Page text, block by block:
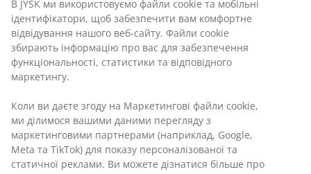
Артикул: S000285
Комплект включає такі товари
Характеристики